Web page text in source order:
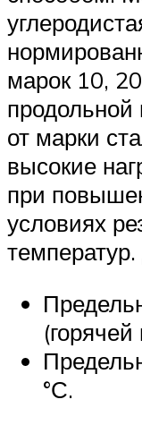
марок 10,
продольной
от марки
высокие
при
условиях
°С.